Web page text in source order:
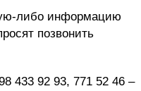
либо информацию
позвонить
433 92 93, 771 52 46 –